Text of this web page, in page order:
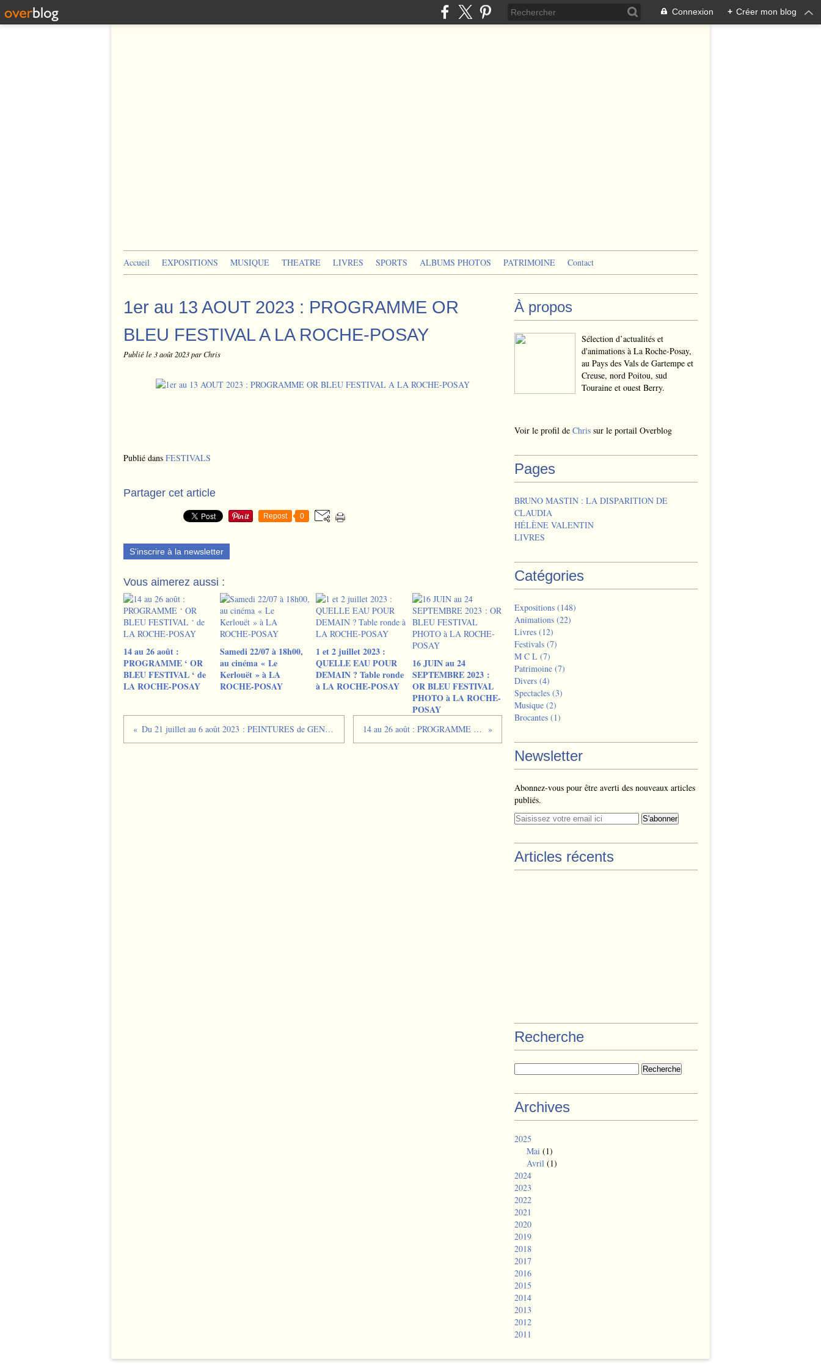
Connexion + Créer mon blog
Accueil EXPOSITIONS MUSIQUE THEATRE LIVRES SPORTS ALBUMS PHOTOS PATRIMOINE Contact
1er au 13 AOUT 2023 : PROGRAMME OR
BLEU FESTIVAL A LA ROCHE-POSAY
Publié le 3 août 2023par Chris
Publié dans FESTIVALS
Partager cet article
Repost 0
S'inscrire à la newsletter
Vous aimerez aussi :
14 au 26 août :
PROGRAMME ‘ OR
BLEU FESTIVAL ‘ de
LA ROCHE-POSAY
Samedi 22/07 à 18h00,
au cinéma « Le
Kerlouët » à LA
ROCHE-POSAY
1 et 2 juillet 2023 :
QUELLE EAU POUR
DEMAIN ? Table ronde
à LA ROCHE-POSAY
16 JUIN au 24
SEPTEMBRE 2023 :
OR BLEU FESTIVAL
PHOTO à LA ROCHE-
POSAY
Du 21 juillet au 6 août 2023 : PEINTURES de GENEVIEVE LIVA, CUSTY et ALEXIS CHARTRAIRE à LA ROCHE-POSAY 14 au 26 août : PROGRAMME ‘ OR BLEU FESTIVAL ‘ de LA ROCHE-POSAY
À propos
Sélection d’actualités et
d'animations à La Roche-Posay,
au Pays des Vals de Gartempe et
Creuse, nord Poitou, sud
Touraine et ouest Berry.
Voir le profil de Chris sur le portail Overblog
Pages
BRUNO MASTIN : LA DISPARITION DE
CLAUDIA
HÉLÈNE VALENTIN
LIVRES
Catégories
Expositions (148)
Animations (22)
Livres (12)
Festivals (7)
M C L (7)
Patrimoine (7)
Divers (4)
Spectacles (3)
Musique (2)
Brocantes (1)
Newsletter
Abonnez-vous pour être averti des nouveaux articles
publiés.
Articles récents
Recherche
Archives
2025
Mai (1)
Avril (1)
2024
2023
2022
2021
2020
2019
2018
2017
2016
2015
2014
2013
2012
2011